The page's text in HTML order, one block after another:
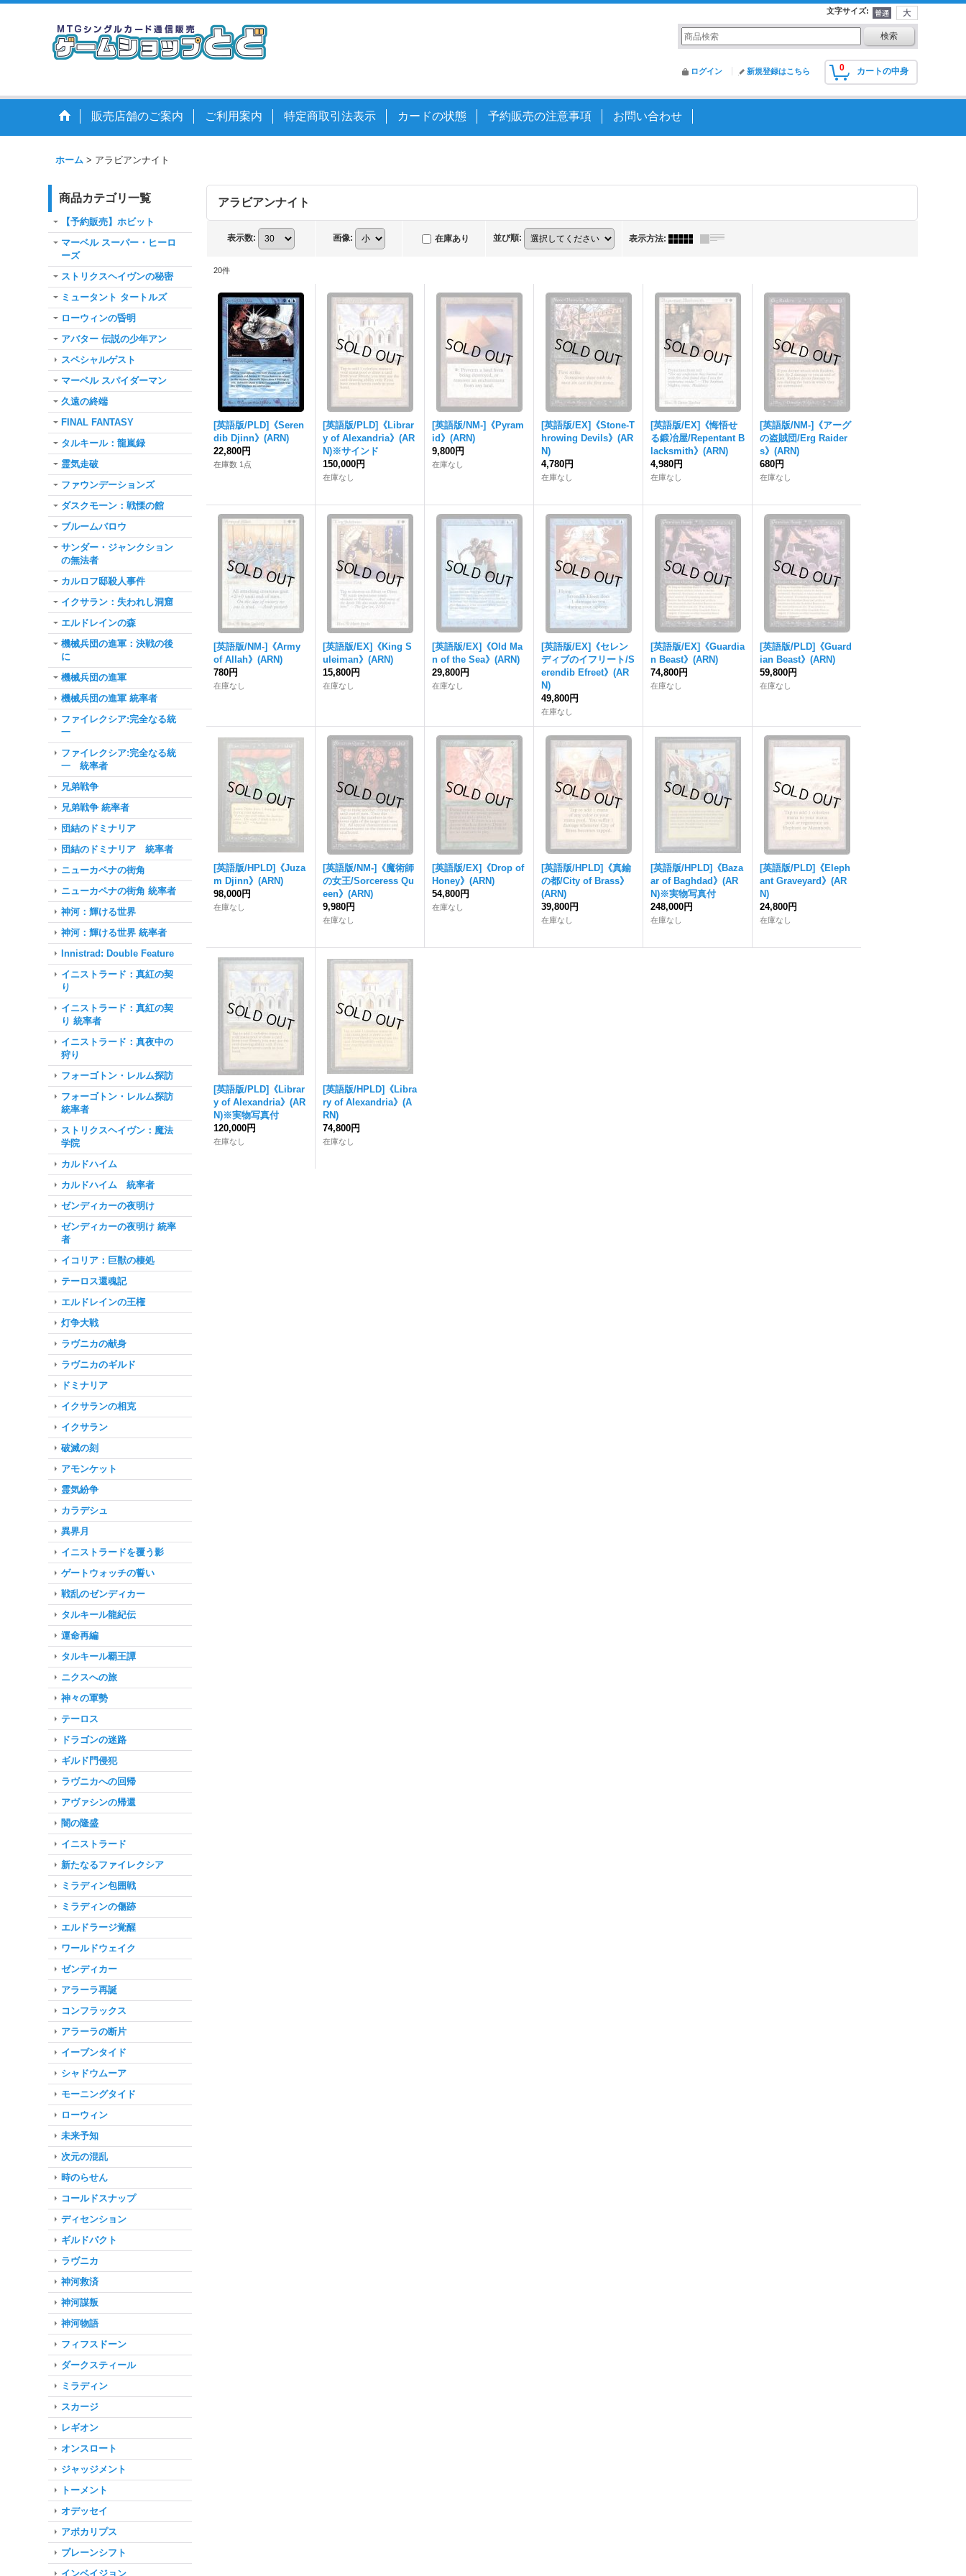
文字サイズ:
0 カートの中身
ログイン 新規登録はこちら
販売店舗のご案内 ご利用案内 特定商取引法表示 カードの状態 予約販売の注意事項 お問い合わせ
ホーム > アラビアンナイト
商品カテゴリ一覧
【予約販売】ホビット
マーベル スーパー・ヒーロ
ーズ
ストリクスヘイヴンの秘密
ミュータント タートルズ
ローウィンの昏明
アバター 伝説の少年アン
スペシャルゲスト
マーベル スパイダーマン
久遠の終端
FINAL FANTASY
タルキール：龍嵐録
霊気走破
ファウンデーションズ
ダスクモーン：戦慄の館
ブルームバロウ
サンダー・ジャンクション
の無法者
カルロフ邸殺人事件
イクサラン：失われし洞窟
エルドレインの森
機械兵団の進軍：決戦の後
に
機械兵団の進軍
機械兵団の進軍 統率者
ファイレクシア:完全なる統
一
ファイレクシア:完全なる統
一 統率者
兄弟戦争
兄弟戦争 統率者
団結のドミナリア
団結のドミナリア 統率者
ニューカペナの街角
ニューカペナの街角 統率者
神河：輝ける世界
神河：輝ける世界 統率者
Innistrad: Double Feature
イニストラード：真紅の契
り
イニストラード：真紅の契
り 統率者
イニストラード：真夜中の
狩り
フォーゴトン・レルム探訪
フォーゴトン・レルム探訪
統率者
ストリクスヘイヴン：魔法
学院
カルドハイム
カルドハイム 統率者
ゼンディカーの夜明け
ゼンディカーの夜明け 統率
者
イコリア：巨獣の棲処
テーロス還魂記
エルドレインの王権
灯争大戦
ラヴニカの献身
ラヴニカのギルド
ドミナリア
イクサランの相克
イクサラン
破滅の刻
アモンケット
霊気紛争
カラデシュ
異界月
イニストラードを覆う影
ゲートウォッチの誓い
戦乱のゼンディカー
タルキール龍紀伝
運命再編
タルキール覇王譚
ニクスへの旅
神々の軍勢
テーロス
ドラゴンの迷路
ギルド門侵犯
ラヴニカへの回帰
アヴァシンの帰還
闇の隆盛
イニストラード
新たなるファイレクシア
ミラディン包囲戦
ミラディンの傷跡
エルドラージ覚醒
ワールドウェイク
ゼンディカー
アラーラ再誕
コンフラックス
アラーラの断片
イーブンタイド
シャドウムーア
モーニングタイド
ローウィン
未来予知
次元の混乱
時のらせん
コールドスナップ
ディセンション
ギルドパクト
ラヴニカ
神河救済
神河謀叛
神河物語
フィフスドーン
ダークスティール
ミラディン
スカージ
レギオン
オンスロート
ジャッジメント
トーメント
オデッセイ
アポカリプス
プレーンシフト
インベイジョン
アラビアンナイト
表示数: 画像: 在庫あり 並び順: 表示方法:
20件
[英語版/PLD]《Seren
dib Djinn》(ARN)
22,800円
在庫数 1点
[英語版/PLD]《Librar
y of Alexandria》(AR
N)※サインド
150,000円
在庫なし
[英語版/NM-]《Pyram
id》(ARN)
9,800円
在庫なし
[英語版/EX]《Stone-T
hrowing Devils》(AR
N)
4,780円
在庫なし
[英語版/EX]《悔悟せ
る鍛冶屋/Repentant B
lacksmith》(ARN)
4,980円
在庫なし
[英語版/NM-]《アーグ
の盗賊団/Erg Raider
s》(ARN)
680円
在庫なし
[英語版/NM-]《Army
of Allah》(ARN)
780円
在庫なし
[英語版/EX]《King S
uleiman》(ARN)
15,800円
在庫なし
[英語版/EX]《Old Ma
n of the Sea》(ARN)
29,800円
在庫なし
[英語版/EX]《セレン
ディブのイフリート/S
erendib Efreet》(AR
N)
49,800円
在庫なし
[英語版/EX]《Guardia
n Beast》(ARN)
74,800円
在庫なし
[英語版/PLD]《Guard
ian Beast》(ARN)
59,800円
在庫なし
[英語版/HPLD]《Juza
m Djinn》(ARN)
98,000円
在庫なし
[英語版/NM-]《魔術師
の女王/Sorceress Qu
een》(ARN)
9,980円
在庫なし
[英語版/EX]《Drop of
Honey》(ARN)
54,800円
在庫なし
[英語版/HPLD]《真鍮
の都/City of Brass》
(ARN)
39,800円
在庫なし
[英語版/HPLD]《Baza
ar of Baghdad》(AR
N)※実物写真付
248,000円
在庫なし
[英語版/PLD]《Eleph
ant Graveyard》(AR
N)
24,800円
在庫なし
[英語版/PLD]《Librar
y of Alexandria》(AR
N)※実物写真付
120,000円
在庫なし
[英語版/HPLD]《Libra
ry of Alexandria》(A
RN)
74,800円
在庫なし